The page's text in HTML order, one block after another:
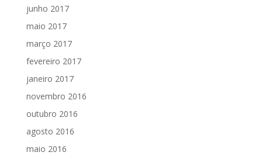
junho 2017
maio 2017
março 2017
fevereiro 2017
janeiro 2017
novembro 2016
outubro 2016
agosto 2016
maio 2016